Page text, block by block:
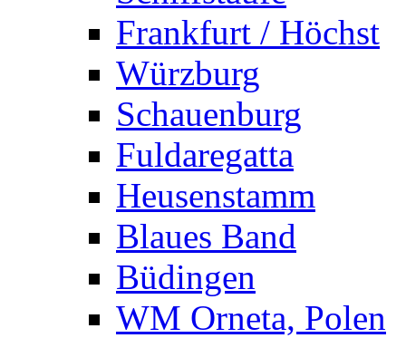
Frankfurt / Höchst
Würzburg
Schauenburg
Fuldaregatta
Heusenstamm
Blaues Band
Büdingen
WM Orneta, Polen